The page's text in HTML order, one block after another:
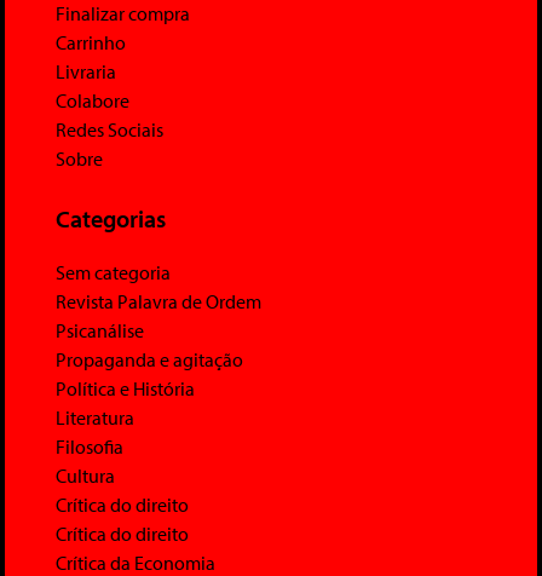
Finalizar compra
Carrinho
Livraria
Colabore
Redes Sociais
Sobre
Categorias
Sem categoria
Revista Palavra de Ordem
Psicanálise
Propaganda e agitação
Política e História
Literatura
Filosofia
Cultura
Crítica do direito
Crítica do direito
Crítica da Economia